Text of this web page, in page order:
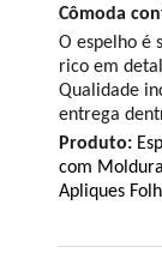
Cômoda
O espelho é
rico em
Qualidade
entrega
Produto:
com
Apliques